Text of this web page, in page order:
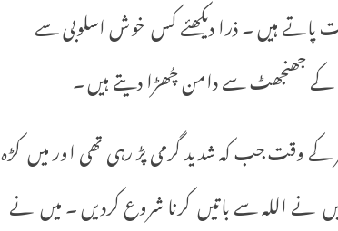
ہیں ۔ ذرا دیکھئے کس خوش اسلوبی سے
جھنجھٹ سے دامن چُھڑا دیتے ہیں ۔
وقت جب کہ شدید گرمی پڑ رہی تھی اور میں کڑہ
نے اللہ سے باتیں کرنا شروع کردیں ۔ میں نے